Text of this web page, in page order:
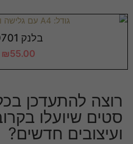
בלנק 0701
₪55.00
רוצה להתעדכן
סטים שיועלו
ועיצובים חדשים?